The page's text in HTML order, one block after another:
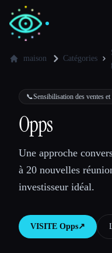
💻Développeurs
🎓Étudiants
Blog
maison Catégories
📞Sensibilisation des ventes
Opps
Une approche
à 20 nouvelles
investisseur idéal.
VISITE Opps↗︎